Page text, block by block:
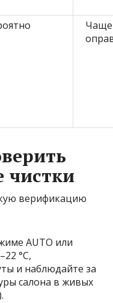
Чаще
чистки
верификацию
AUTO или
°C,
и наблюдайте за
салона в живых